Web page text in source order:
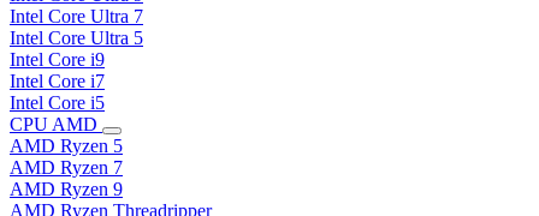
Intel Core Ultra 7
Intel Core Ultra 5
Intel Core i9
Intel Core i7
Intel Core i5
CPU AMD
AMD Ryzen 5
AMD Ryzen 7
AMD Ryzen 9
AMD Ryzen Threadripper